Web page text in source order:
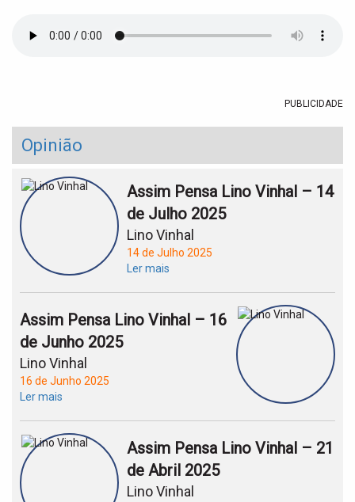
PUBLICIDADE
Opinião
Assim Pensa Lino Vinhal – 14
de Julho 2025
Lino Vinhal
14 de Julho 2025
Ler mais
Assim Pensa Lino Vinhal – 16
de Junho 2025
Lino Vinhal
16 de Junho 2025
Ler mais
Assim Pensa Lino Vinhal – 21
de Abril 2025
Lino Vinhal